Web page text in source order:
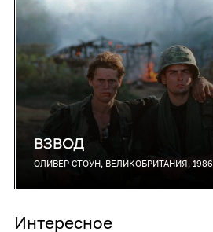
ВЗВОД
ОЛИВЕР СТОУН, ВЕЛИКОБРИТАНИЯ, 1986
Интересное